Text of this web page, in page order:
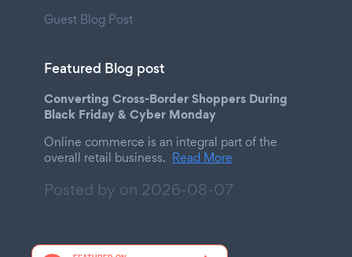
Guest Blog Post
Featured Blog post
Converting Cross-Border Shoppers During
Black Friday & Cyber Monday
Online commerce is an integral part of the
overall retail business. Read More
Posted by on 2026-08-07